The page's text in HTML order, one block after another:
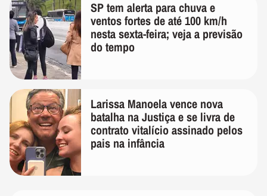
SP tem alerta para chuva e
ventos fortes de até 100 km/h
nesta sexta-feira; veja a previsão
do tempo
Larissa Manoela vence nova
batalha na Justiça e se livra de
contrato vitalício assinado pelos
pais na infância